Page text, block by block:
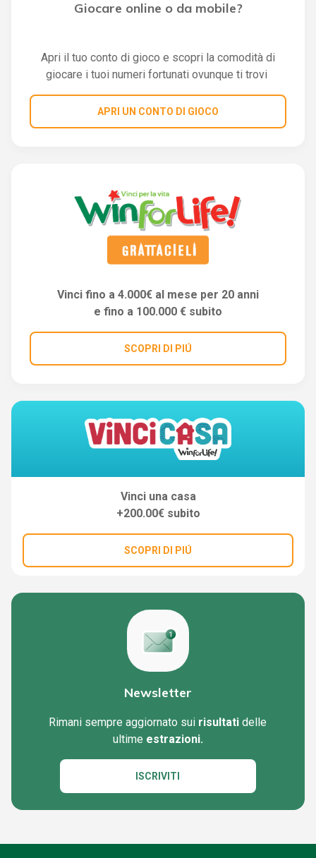
Giocare online o da mobile?
Apri il tuo conto di gioco e scopri la comodità di
giocare i tuoi numeri fortunati ovunque ti trovi
APRI UN CONTO DI GIOCO
Vinci fino a 4.000€ al mese per 20 anni
e fino a 100.000 € subito
SCOPRI DI PIÚ
Vinci una casa
+200.00€ subito
SCOPRI DI PIÚ
Newsletter
Rimani sempre aggiornato sui risultati delle
ultime estrazioni.
ISCRIVITI